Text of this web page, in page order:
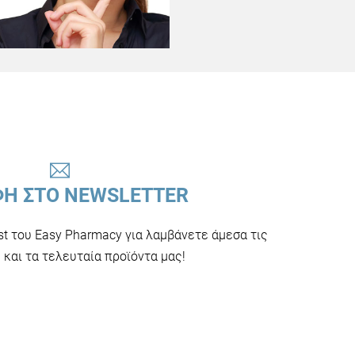
ΣΤΟ NEWSLETTER
του Easy Pharmacy για λαμβάνετε άμεσα τις
τα τελευταία προϊόντα μας!